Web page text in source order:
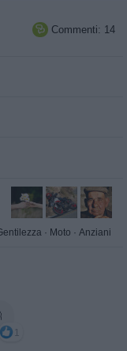
 Commenti: 14
· Moto · Anziani
1